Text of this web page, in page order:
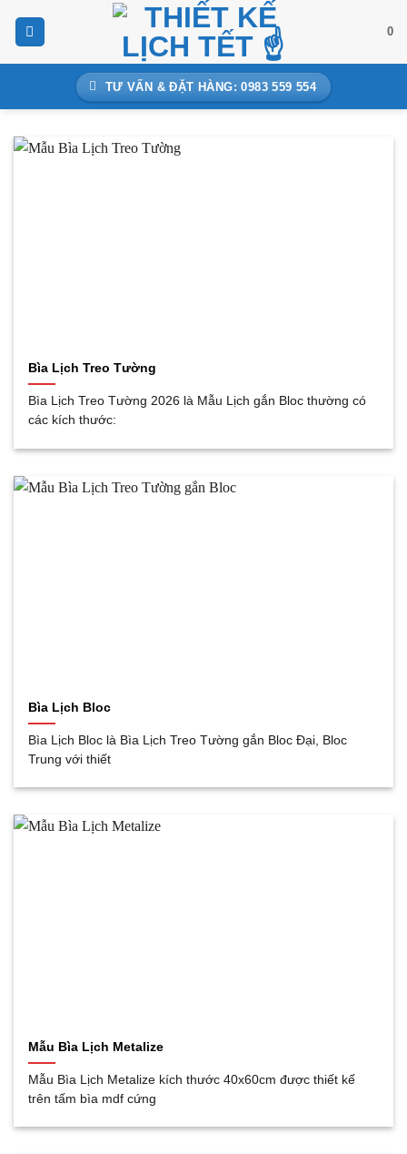
0
TƯ VẤN & ĐẶT HÀNG: 0983 559 554
Bìa Lịch Treo Tường
Bìa Lịch Treo Tường 2026 là Mẫu Lịch gắn Bloc thường có
các kích thước:
Bìa Lịch Bloc
Bìa Lịch Bloc là Bìa Lịch Treo Tường gắn Bloc Đại, Bloc
Trung với thiết
Mẫu Bìa Lịch Metalize
Mẫu Bìa Lịch Metalize kích thước 40x60cm được thiết kế
trên tấm bìa mdf cứng